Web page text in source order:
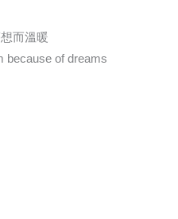
而溫暖
because of dreams